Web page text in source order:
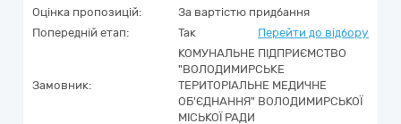
Оцінка пропозицій:
За вартістю придбання
Попередній етап:
Так Перейти до відбору
Замовник:
КОМУНАЛЬНЕ ПІДПРИЄМСТВО
"ВОЛОДИМИРСЬКЕ
ТЕРИТОРІАЛЬНЕ МЕДИЧНЕ
ОБ'ЄДНАННЯ" ВОЛОДИМИРСЬКОЇ
МІСЬКОЇ РАДИ